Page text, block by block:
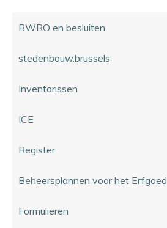
BWRO en besluiten
stedenbouw.brussels
Inventarissen
ICE
Register
Beheersplannen voor het Erfgoed
Formulieren